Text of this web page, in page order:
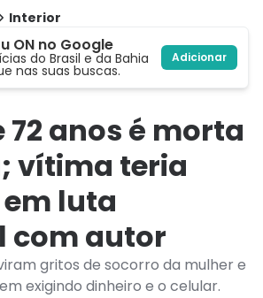
Interior
ON no Google
do Brasil e da Bahia
nas suas buscas.
Adicionar
72 anos é morta
vítima teria
luta
com autor
gritos de socorro da mulher e
exigindo dinheiro e o celular.